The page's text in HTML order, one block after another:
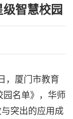
智慧校园
，厦门市教育
名单》，华师
突出的应用成